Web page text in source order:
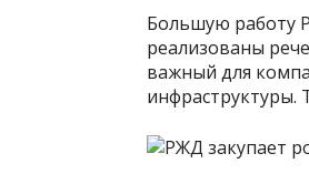
Большую работу
реализованы
важный для
инфраструктуры.